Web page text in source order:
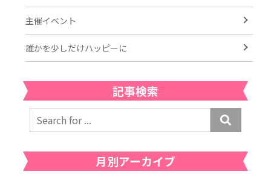
主催イベント
誰かを少しだけハッピーに
記事検索
月別アーカイブ